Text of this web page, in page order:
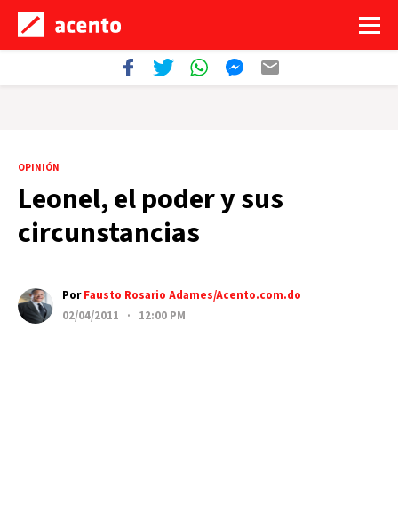
OPINIÓN
Leonel, el poder y sus
circunstancias
PorFausto Rosario Adames/Acento.com.do
02/04/2011 · 12:00 PM